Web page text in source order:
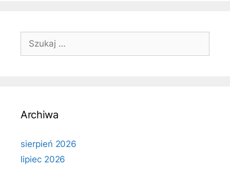
Szukaj:
Archiwa
sierpień 2026
lipiec 2026